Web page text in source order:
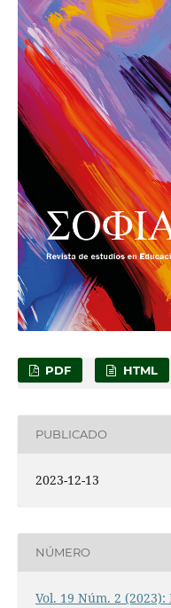
PDF HTML
PUBLICADO
2023-12-13
NÚMERO
Vol. 19 Núm. 2 (2023):